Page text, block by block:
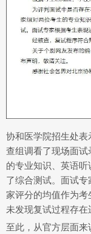
协和医学院招生处
查组调看了现场面
的专业知识、英语
了综合测试。面试
家评分的均值作为考
未发现复试过程存在
至此，从官方层面来